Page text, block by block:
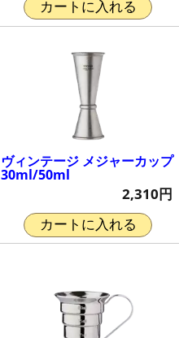
カートに入れる
ヴィンテージ メジャーカップ
30ml/50ml
2,310円
カートに入れる